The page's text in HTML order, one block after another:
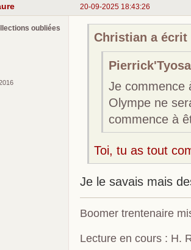
20-09-2025 18:43:26
oubliées
Christian a écrit
Je commence
Olympe ne
commence à
Toi, tu as tout
Je le savais mais
Boomer trentenaire
Lecture en cours : H.